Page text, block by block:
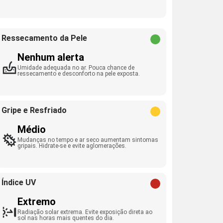
Ressecamento da Pele
Nenhum alerta
Umidade adequada no ar. Pouca chance de
ressecamento e desconforto na pele exposta.
Gripe e Resfriado
Médio
Mudanças no tempo e ar seco aumentam sintomas
gripais. Hidrate-se e evite aglomerações.
Índice UV
Extremo
Radiação solar extrema. Evite exposição direta ao
sol nas horas mais quentes do dia.